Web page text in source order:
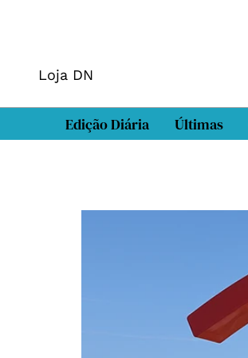
Loja DN
Edição Diária Últimas